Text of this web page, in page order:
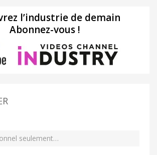
l’industrie de demain
Abonnez-vous !